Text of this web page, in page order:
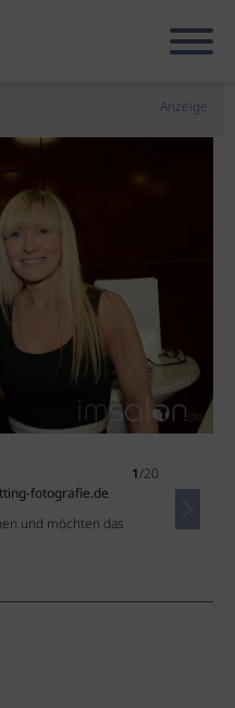
Anzeige
1/20
fotografie.de
und möchten das